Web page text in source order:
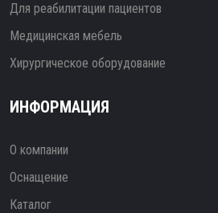
Для реабилитации пациентов
Медицинская мебель
Хирургическое оборудование
ИНФОРМАЦИЯ
О компании
Оснащение
Каталог